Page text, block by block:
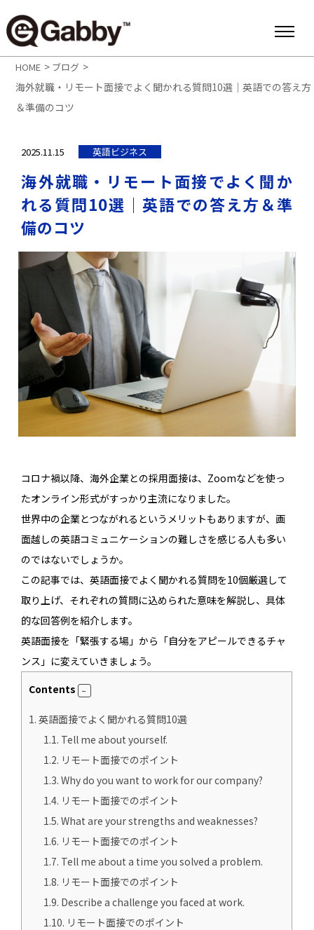
HOME > ブログ >
海外就職・リモート面接でよく聞かれる質問10選｜英語での答え方
＆準備のコツ
2025.11.15 英語ビジネス
海外就職・リモート面接でよく聞か
れる質問10選｜英語での答え方＆準
備のコツ
コロナ禍以降、海外企業との採用面接は、Zoomなどを使っ
たオンライン形式がすっかり主流になりました。
世界中の企業とつながれるというメリットもありますが、画
面越しの英語コミュニケーションの難しさを感じる人も多い
のではないでしょうか。
この記事では、英語面接でよく聞かれる質問を10個厳選して
取り上げ、それぞれの質問に込められた意味を解説し、具体
的な回答例を紹介します。
英語面接を「緊張する場」から「自分をアピールできるチャ
ンス」に変えていきましょう。
Contents
1. 英語面接でよく聞かれる質問10選
1.1. Tell me about yourself.
1.2. リモート面接でのポイント
1.3. Why do you want to work for our company?
1.4. リモート面接でのポイント
1.5. What are your strengths and weaknesses?
1.6. リモート面接でのポイント
1.7. Tell me about a time you solved a problem.
1.8. リモート面接でのポイント
1.9. Describe a challenge you faced at work.
1.10. リモート面接でのポイント